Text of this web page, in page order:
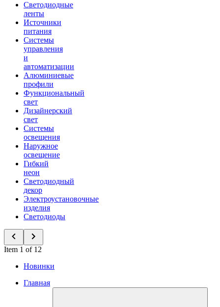
Светодиодные
ленты
Источники
питания
Системы
управления
и
автоматизации
Алюминиевые
профили
Функциональный
свет
Дизайнерский
свет
Системы
освещения
Наружное
освещение
Гибкий
неон
Светодиодный
декор
Электроустановочные
изделия
Светодиоды
Item 1 of 12
Новинки
Главная